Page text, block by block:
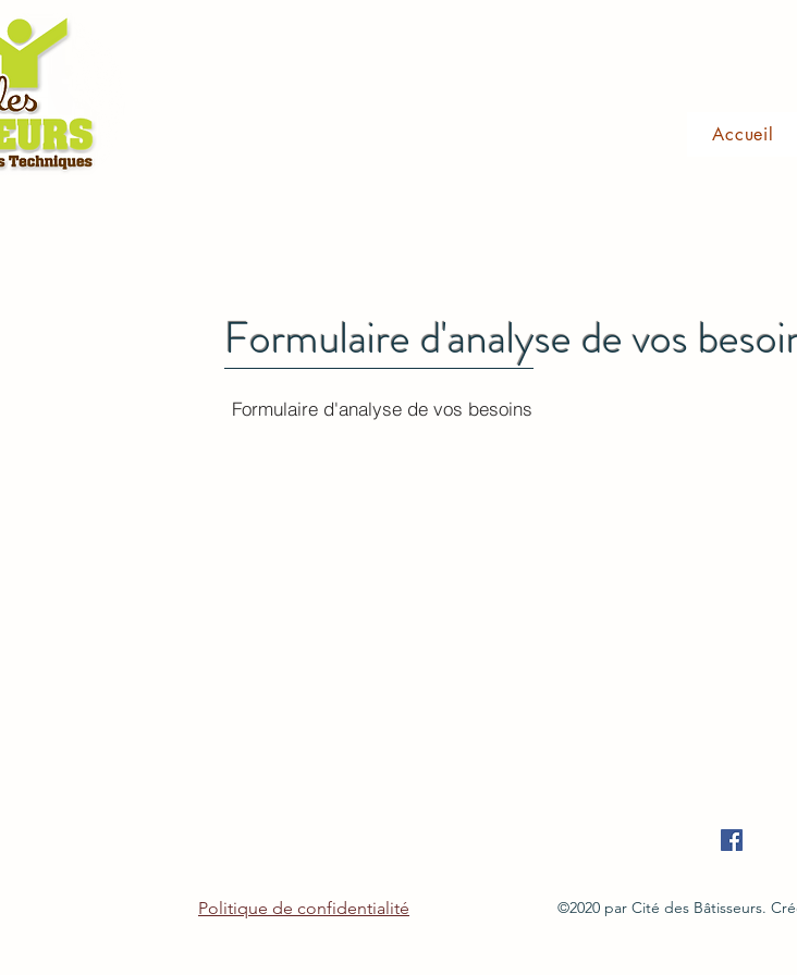
Accueil
Formulaire d'analyse de vos
Formulaire d'analyse de vos besoins
Politique de confidentialité ©2020 par Cité des Bâtisseurs.